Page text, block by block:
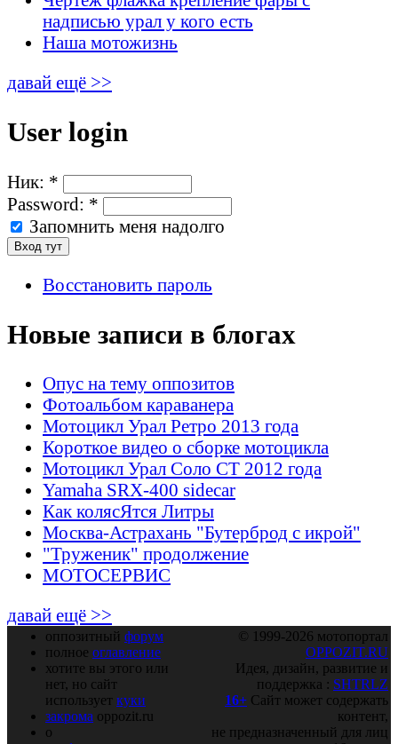
надписью урал у кого есть
Наша мотожизнь
давай ещё >>
User login
Ник: *
Password: *
Запомнить меня надолго
Восстановить пароль
Новые записи в блогах
Опус на тему оппозитов
Фотоальбом караванера
Мотоцикл Урал Ретро 2013 года
Короткое видео о сборке мотоцикла
Мотоцикл Урал Соло СТ 2012 года
Yamaha SRX-400 sidecar
Как колясЯтся Литры
Москва-Астрахань "Бутерброд с икрой"
"Труженик" продолжение
МОТОСЕРВИС
давай ещё >>
оппозитный форум
полное оглавление
хотите вы этого или
нет, но сайт
использует куки
закрома oppozit.ru
о
© 1999-2026 мотопортал
OPPOZIT.RU
Идея, дизайн, развитие и
поддержка : SHTRLZ
16+ Сайт может содержать
контент,
не предназначенный для лиц